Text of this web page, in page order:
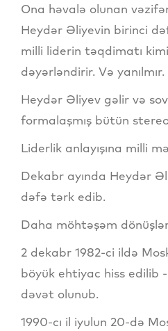
Ona həvalə olunan
Heydər Əliyevin birinci
milli liderin təqdimatı
dəyərləndirir. Və yanılmır.
Heydər Əliyev gəlir və
formalaşmış bütün
Liderlik anlayışına milli
Dekabr ayında Heydər
dəfə tərk edib.
Daha möhtəşəm
2 dekabr 1982-ci ildə
böyük ehtiyac hiss edilib
dəvət olunub.
1990-cı il iyulun 20-də